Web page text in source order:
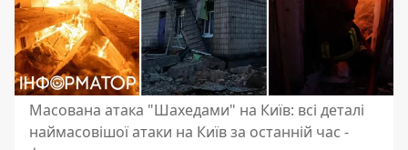
Масована атака "Шахедами" на Київ: всі деталі
наймасовішої атаки на Київ за останній час -